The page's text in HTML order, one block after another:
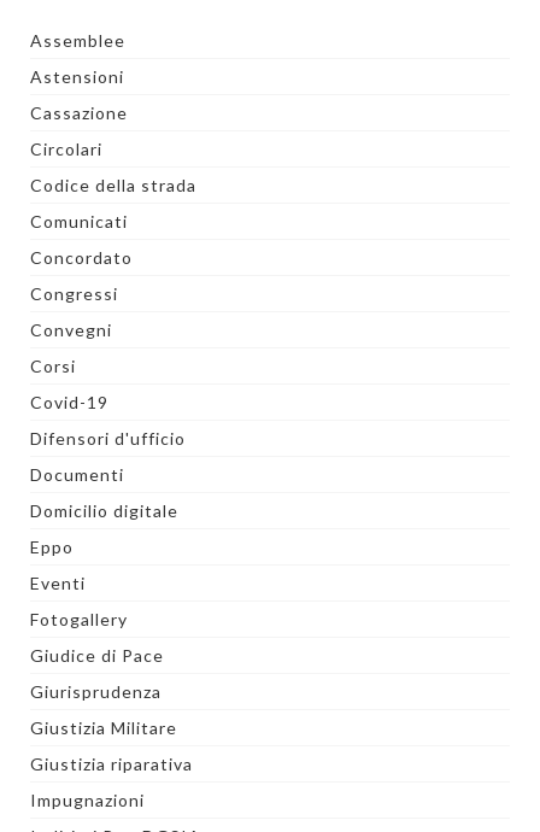
Assemblee
Astensioni
Cassazione
Circolari
Codice della strada
Comunicati
Concordato
Congressi
Convegni
Corsi
Covid-19
Difensori d'ufficio
Documenti
Domicilio digitale
Eppo
Eventi
Fotogallery
Giudice di Pace
Giurisprudenza
Giustizia Militare
Giustizia riparativa
Impugnazioni